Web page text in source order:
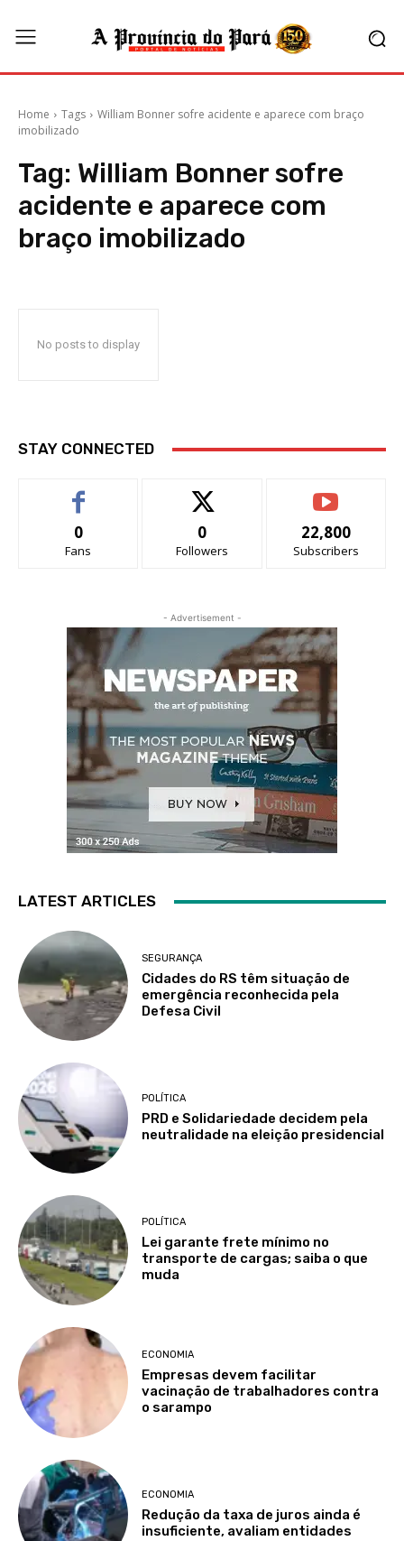
Home Tags
William Bonner sofre acidente e aparece com braço
imobilizado
Tag: William Bonner sofre
acidente e aparece com
braço imobilizado
No posts to display
STAY CONNECTED
0
Fans
0
Followers
22,800
Subscribers
- Advertisement -
LATEST ARTICLES
SEGURANÇA
Cidades do RS têm situação de
emergência reconhecida pela
Defesa Civil
POLÍTICA
PRD e Solidariedade decidem pela
neutralidade na eleição presidencial
POLÍTICA
Lei garante frete mínimo no
transporte de cargas; saiba o que
muda
ECONOMIA
Empresas devem facilitar
vacinação de trabalhadores contra
o sarampo
ECONOMIA
Redução da taxa de juros ainda é
insuficiente, avaliam entidades